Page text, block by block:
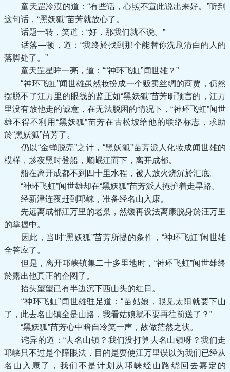
童天罡冷漠的道：“有些话，心照不宣此说出来好。”听到
这句话，“黑妖狐”苗芳就放心了。
话题一转，笑道：“好，那我们就不说。”
话落—顿，道：“我终於找到那个能替你洗刷清白的人的
落脚处了。”
童天罡星眸一亮，道：““神环飞虹”闻世雄？”
“神环飞虹”闻世雄虽然妆扮成一个贩卖丝绸的商贾，仍然
摆脱不了江万里的眼线的监正如“黑妖狐”苗芳昕预言的，江万
里没有放他走的诚意，在无法脱困的情况下，“神环飞虹”闻世
雄不得不利用“黑妖狐”苗芳在古松坡给他的联络标志，求助
於“黑妖狐”苗芳了。
仍以“金蝉脱壳”之计，“黑妖狐”苗芳派人化妆成闻世雄的
模样，趁夜黑时登船，顺岷江而下，离开成都。
船在离开成都不到四十里水程，被人放火烧沉於汇底。
“神环飞虹”闻世雄却在“黑妖狐”苗芳派人掩护着走旱路。
经新津连夜赶到邛崃，准备经名山入康。
先远离成都江万里的老巢，然缓再设法离康脱身於汪万里
的掌握中。
因此，当时“黑妖狐”苗芳所提的条件，“神环飞虹”闲世雄
全答应了。
但是，离开邛峡镇集二十多里地时，“神环飞虹”闻世雄终
於露出他真正的企图了。
抬头望望已有半边沉下西山头的红日。
“神环飞虹”闻世雄驻足道：“苗姑娘，眼见太阳就要下山
了，此去名山镇全是山路，我看姑娘就不要再往前送了？”
“黑妖狐”苗芳心中暗自冷笑一声，故做茫然之状。
诧异的道：“去名山镇？我们没打算去名山镇呀？我们走
邛峡只不过是个障眼法，目的是耍使江万里误以为我们已经从
名山入康了，我们不是计划从邛崃经山路绕回去嘉定的